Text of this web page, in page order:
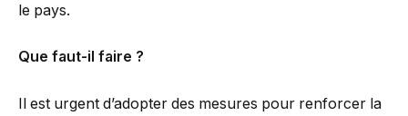
le pays.
Que faut-il faire ?
Il est urgent d’adopter des mesures pour renforcer la